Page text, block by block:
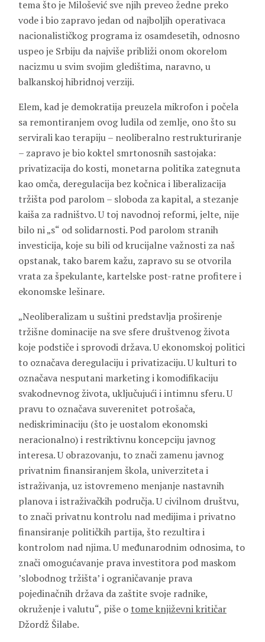
tema što je Milošević sve njih preveo žedne preko
vode i bio zapravo jedan od najboljih operativaca
nacionalističkog programa iz osamdesetih, odnosno
uspeo je Srbiju da najviše približi onom okorelom
nacizmu u svim svojim gledištima, naravno, u
balkanskoj hibridnoj verziji.
Elem, kad je demokratija preuzela mikrofon i počela
sa remontiranjem ovog ludila od zemlje, ono što su
servirali kao terapiju – neoliberalno restrukturiranje
– zapravo je bio koktel smrtonosnih sastojaka:
privatizacija do kosti, monetarna politika zategnuta
kao omča, deregulacija bez kočnica i liberalizacija
tržišta pod parolom – sloboda za kapital, a stezanje
kaiša za radništvo. U toj navodnoj reformi, jelte, nije
bilo ni „s“ od solidarnosti. Pod parolom stranih
investicija, koje su bili od krucijalne važnosti za naš
opstanak, tako barem kažu, zapravo su se otvorila
vrata za špekulante, kartelske post-ratne profitere i
ekonomske lešinare.
„Neoliberalizam u suštini predstavlja proširenje
tržišne dominacije na sve sfere društvenog života
koje podstiče i sprovodi država. U ekonomskoj politici
to označava deregulaciju i privatizaciju. U kulturi to
označava nesputani marketing i komodifikaciju
svakodnevnog života, uključujući i intimnu sferu. U
pravu to označava suverenitet potrošača,
nediskriminaciju (što je uostalom ekonomski
neracionalno) i restriktivnu koncepciju javnog
interesa. U obrazovanju, to znači zamenu javnog
privatnim finansiranjem škola, univerziteta i
istraživanja, uz istovremeno menjanje nastavnih
planova i istraživačkih područja. U civilnom društvu,
to znači privatnu kontrolu nad medijima i privatno
finansiranje političkih partija, što rezultira i
kontrolom nad njima. U međunarodnim odnosima, to
znači omogućavanje prava investitora pod maskom
’slobodnog tržišta’ i ograničavanje prava
pojedinačnih država da zaštite svoje radnike,
okruženje i valutu“, piše o tome književni kritičar
Džordž Šilabe.